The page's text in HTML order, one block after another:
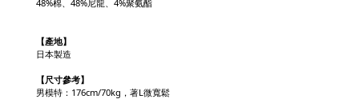
48%棉、48%尼龍、4%聚氨酯
【產地】
日本製造
【尺寸參考】
男模特：176cm/70kg，著L微寬鬆